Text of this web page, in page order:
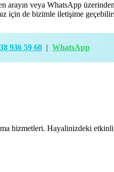
arayın veya WhatsApp
için de bizimle iletişime
936 59 60 | WhatsApp
hizmetleri. Hayalinizdeki